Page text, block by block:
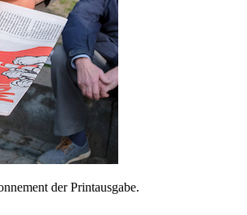
der Printausgabe.